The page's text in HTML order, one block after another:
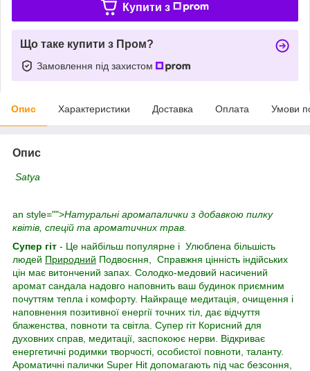
Купити з
Що таке купити з Пром?
Замовлення під захистом
Опис Характеристики Доставка Оплата Умови
Опис
Satya
an style="">Натуральні аромапалички з добавкою пилку
квітів, спецій та ароматичних трав.
Супер гіт - Це найбільш популярне і Улюблена більшість
людей Природний Подвоєння, Справжня цінність індійських
цін має витончений запах. Солодко-медовий насичений
аромат сандала надовго наповнить ваш будинок приємним
почуттям тепла і комфорту. Найкраще медитація, очищення і
наповнення позитивної енергії точних тіл, дає відчуття
блаженства, повноти та світла. Супер гіт Корисний для
духовних справ, медитації, заспокоює нерви. Відкриває
енергетичні родимки творчості, особистої повноти, таланту.
Ароматичні палички Super Hit допомагають під час безсоння,